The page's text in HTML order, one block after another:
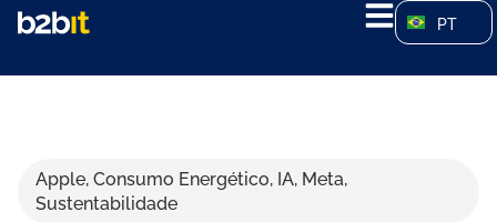
PT
Apple, Consumo Energético, IA, Meta,
Sustentabilidade